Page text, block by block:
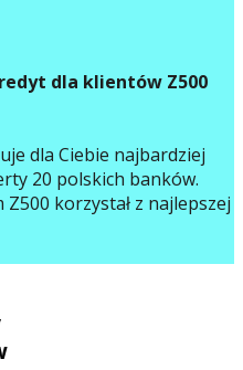
dla klientów Z500
dla Ciebie najbardziej
20 polskich banków.
korzystał z najlepszej